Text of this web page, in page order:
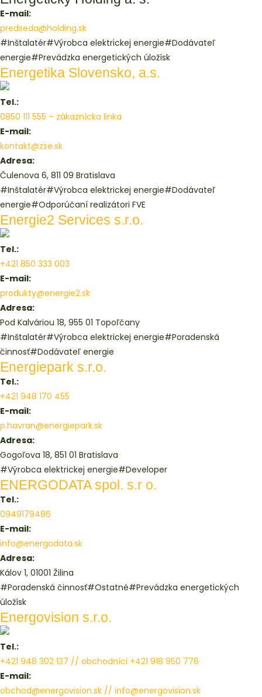
E-mail:
predseda@holding.sk
#Inštalatér#Výrobca elektrickej energie#Dodávateľ
energie#Prevádzka energetických úložísk
Energetika Slovensko, a.s.
Tel.:
0850 111 555 – zákaznícka linka
E-mail:
kontakt@zse.sk
Adresa:
Čulenova 6, 811 09 Bratislava
#Inštalatér#Výrobca elektrickej energie#Dodávateľ
energie#Odporúčaní realizátori FVE
Energie2 Services s.r.o.
Tel.:
+421 850 333 003
E-mail:
produkty@energie2.sk
Adresa:
Pod Kalváriou 18, 955 01 Topoľčany
#Inštalatér#Výrobca elektrickej energie#Poradenská
činnosť#Dodávateľ energie
Energiepark s.r.o.
Tel.:
+421 948 170 455
E-mail:
p.havran@energiepark.sk
Adresa:
Gogoľova 18, 851 01 Bratislava
#Výrobca elektrickej energie#Developer
ENERGODATA spol. s.r o.
Tel.:
0949179486
E-mail:
info@energodata.sk
Adresa:
Kálov 1, 01001 Žilina
#Poradenská činnosť#Ostatné#Prevádzka energetických
úložísk
Energovision s.r.o.
Tel.:
+421 948 302 137 // obchodníci +421 918 950 776
E-mail:
obchod@energovision.sk // info@energovision.sk